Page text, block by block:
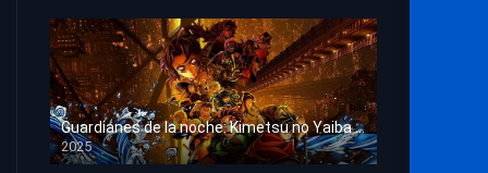
Guardianes de la noche: Kimetsu no Yaiba La fortaleza infinita
2025
HD 1080p